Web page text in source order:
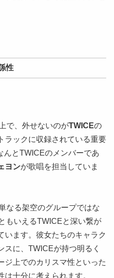
性
で、外せないのがTWICEの
ラックに収録されている重要
んとTWICEのメンバーであ
ヨンが歌唱を担当していま
なる架空のグループではな
もいえるTWICEと深い繋が
います。彼女たちのキャラク
スに、TWICEが持つ明るく
ジ上でのカリスマ性といった
十分に考えられます。